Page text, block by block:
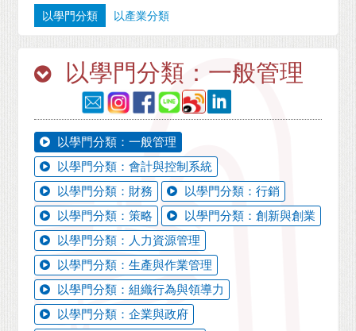
以學門分類
以產業分類
以學門分類：一般管理
以學門分類：一般管理
以學門分類：會計與控制系統
以學門分類：財務
以學門分類：行銷
以學門分類：策略
以學門分類：創新與創業
以學門分類：人力資源管理
以學門分類：生產與作業管理
以學門分類：組織行為與領導力
以學門分類：企業與政府